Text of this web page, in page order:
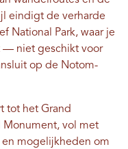
eindigt de verharde
National Park, waar je
— niet geschikt voor
op de Notom-
tot het Grand
Monument, vol met
mogelijkheden om